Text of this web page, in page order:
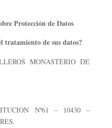
Protección de Datos
tratamiento de sus datos?
MONASTERIO DE
Nº61 – 10430 –